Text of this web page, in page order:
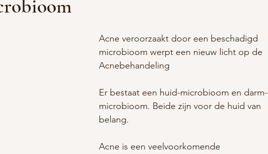
Acne veroorzaakt door een beschadigd
microbioom werpt een nieuw licht op de
Acnebehandeling
Er bestaat een huid-microbioom en darm-
microbioom. Beide zijn voor de huid van
belang.
Acne is een veelvoorkomende